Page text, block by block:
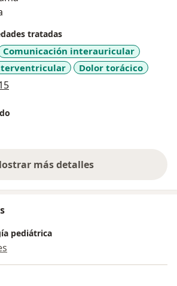
tratadas
Comunicación interauricular
Dolor torácico
a11y_sr_more_diseases
más detalles
sobre la experiencia
pediátrica